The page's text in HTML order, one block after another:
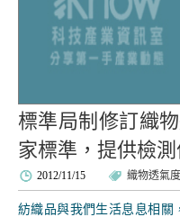
標準局制修訂織
家標準，提供檢
2012/11/15 織物透氣度
紡織品與我們生活息息相關